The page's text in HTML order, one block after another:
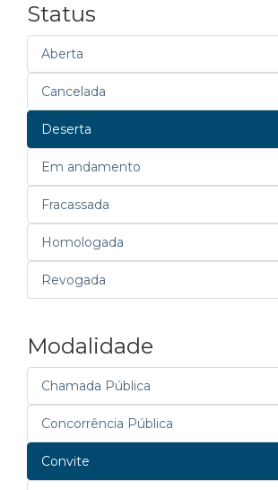
Status
Aberta
Cancelada
Deserta
Em andamento
Fracassada
Homologada
Revogada
Modalidade
Chamada Pública
Concorrência Pública
Convite